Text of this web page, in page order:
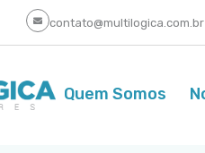
contato@multilogica.com.br
Quem Somos